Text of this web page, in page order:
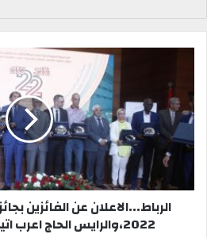
و
ق
ع
ا
ل
و
ي
ب
س
ب
و
الرباط...الاعلان عن الفائزين
2022،والرايس الحاج اعرب اتيكي نجم الاحتفال.